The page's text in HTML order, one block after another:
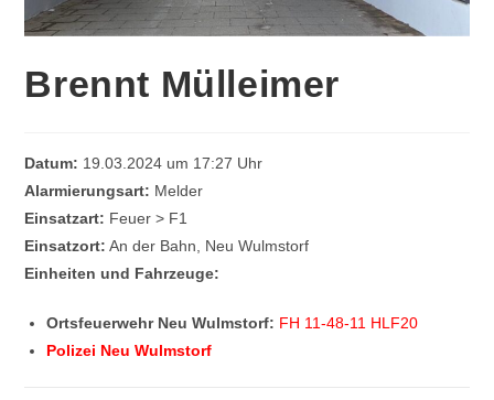
Brennt Mülleimer
Datum: 19.03.2024 um 17:27 Uhr
Alarmierungsart: Melder
Einsatzart: Feuer > F1
Einsatzort: An der Bahn, Neu Wulmstorf
Einheiten und Fahrzeuge:
Ortsfeuerwehr Neu Wulmstorf: FH 11-48-11 HLF20
Polizei Neu Wulmstorf